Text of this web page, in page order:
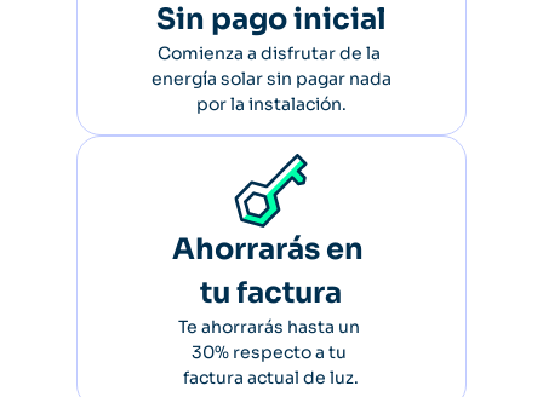
Sin pago inicial
Comienza a disfrutar de la
energía solar sin pagar nada
por la instalación.
Ahorrarás en
tu factura
Te ahorrarás hasta un
30% respecto a tu
factura actual de luz.